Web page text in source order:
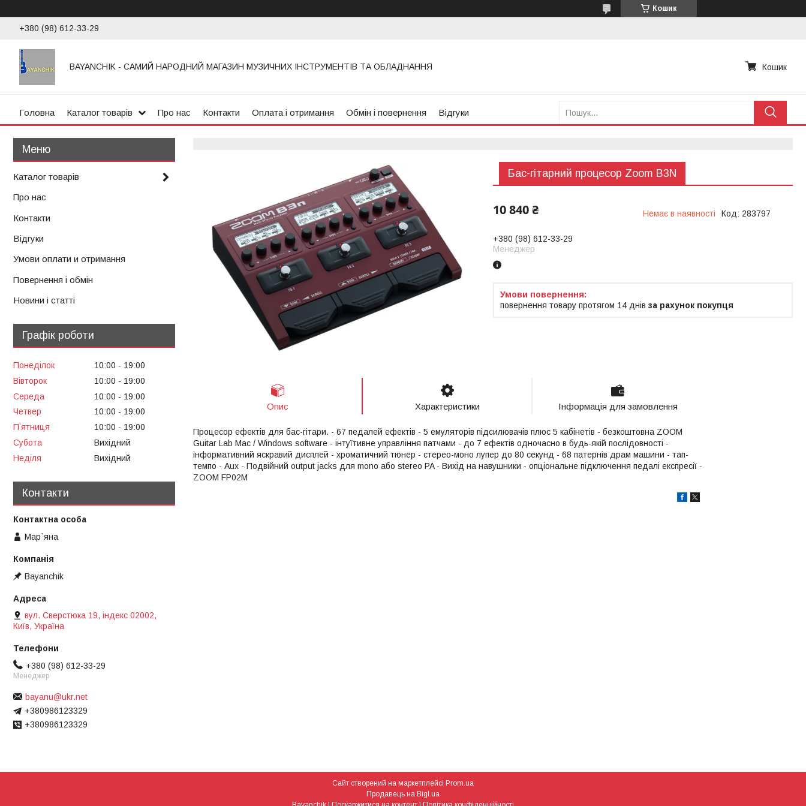
Кошик
+380 (98) 612-33-29
BAYANCHIK - САМИЙ НАРОДНИЙ МАГАЗИН МУЗИЧНИХ ІНСТРУМЕНТІВ ТА ОБЛАДНАННЯ Кошик
Головна Каталог товарів Про нас Контакти Оплата і отримання Обмін і повернення Відгуки
Бас-гітарний процесор Zoom B3N
10 840 ₴ Немає в наявності Код: 283797
+380 (98) 612-33-29
Менеджер
повернення товару протягом 14 днів за рахунок покупця
Опис Характеристики Інформація для замовлення
Процесор ефектів для бас-гітари. - 67 педалей ефектів - 5 емуляторів підсилювачів плюс 5 кабінетів - безкоштовна ZOOM
Guitar Lab Mac / Windows software - інтуїтивне управління патчами - до 7 ефектів одночасно в будь-якій послідовності -
інформативний яскравий дисплей - хроматичний тюнер - стерео-моно лупер до 80 секунд - 68 патернів драм машини - тап-
темпо - Aux - Подвійний output jacks для mono або stereo PA - Вихід на навушники - опціональне підключення педалі експресії -
ZOOM FP02M
Каталог товарів
Про нас
Контакти
Відгуки
Умови оплати и отримання
Повернення і обмін
Новини і статті
Графік роботи
Понеділок 10:00
19:00
Вівторок
10:00
19:00
Середа
10:00
19:00
Четвер
10:00
19:00
Пʼятниця
10:00
19:00
Субота
Вихідний
Неділя
Вихідний
Контакти
Мар`яна
Bayanchik
вул. Сверстюка 19, індекс 02002,
Київ, Україна
+380 (98) 612-33-29
Менеджер
bayanu@ukr.net
+380986123329
+380986123329
Сайт створений на маркетплейсі Prom.ua
Продавець на Bigl.ua